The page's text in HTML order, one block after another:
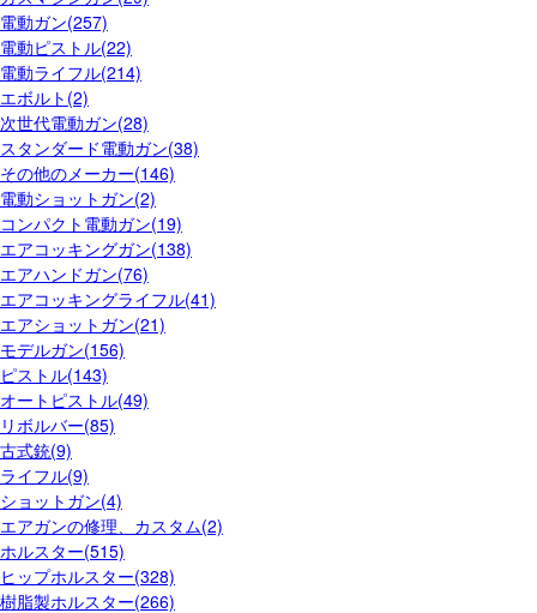
電動ガン(257)
電動ピストル(22)
電動ライフル(214)
エボルト(2)
次世代電動ガン(28)
スタンダード電動ガン(38)
その他のメーカー(146)
電動ショットガン(2)
コンパクト電動ガン(19)
エアコッキングガン(138)
エアハンドガン(76)
エアコッキングライフル(41)
エアショットガン(21)
モデルガン(156)
ピストル(143)
オートピストル(49)
リボルバー(85)
古式銃(9)
ライフル(9)
ショットガン(4)
エアガンの修理、カスタム(2)
ホルスター(515)
ヒップホルスター(328)
樹脂製ホルスター(266)